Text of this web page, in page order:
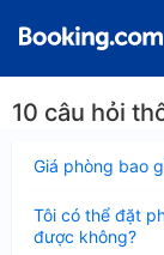
10 câu hỏi
Giá phòng bao
thu
Tôi có thể đặt
được không?
thu
gọn